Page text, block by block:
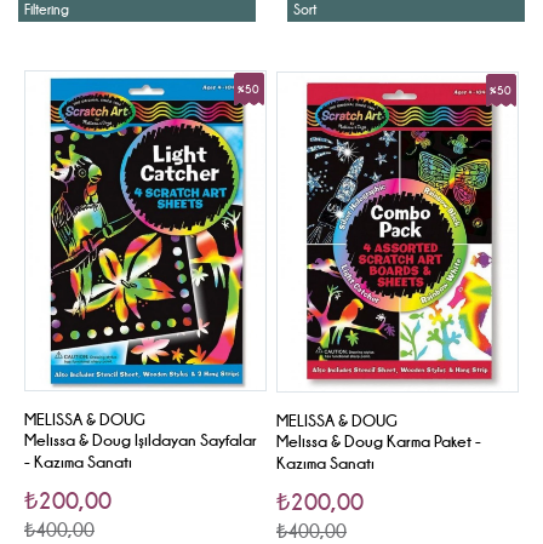
Filtering Sort
MELISSA & DOUG
Melissa & Doug Işildayan Sayfalar
- Kazıma Sanatı
₺200,00
₺400,00
%50
Sale
MELISSA & DOUG
Melissa & Doug Karma Paket -
Kazıma Sanatı
₺200,00
₺400,00
%50
Sale